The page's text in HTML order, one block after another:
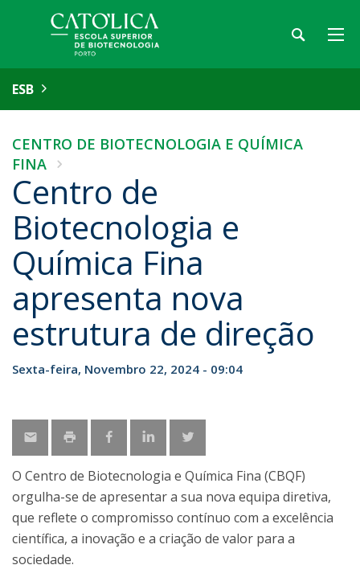
ESB
CENTRO DE BIOTECNOLOGIA E QUÍMICA
FINA
Centro de
Biotecnologia e
Química Fina
apresenta nova
estrutura de direção
Sexta-feira, Novembro 22, 2024 - 09:04
O Centro de Biotecnologia e Química Fina (CBQF)
orgulha-se de apresentar a sua nova equipa diretiva,
que reflete o compromisso contínuo com a excelência
científica, a inovação e a criação de valor para a
sociedade.